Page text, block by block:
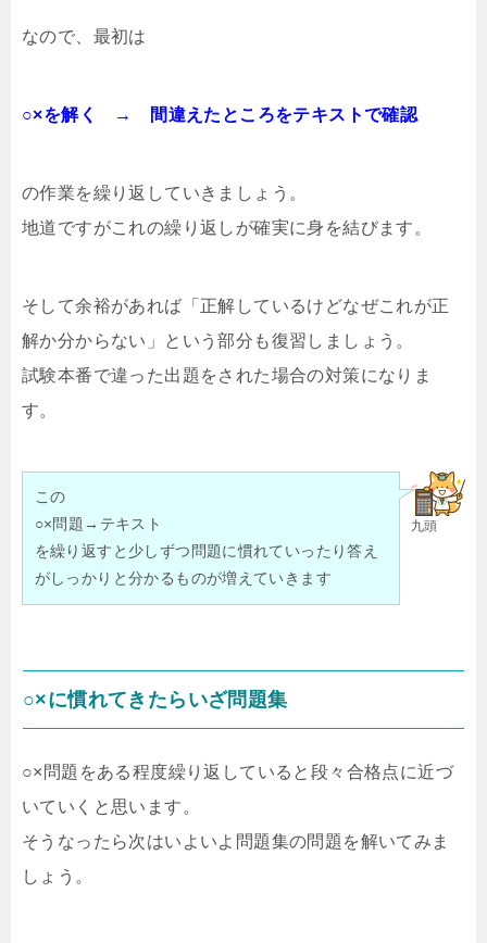
なので、最初は
○×を解く → 間違えたところをテキストで確認
の作業を繰り返していきましょう。
地道ですがこれの繰り返しが確実に身を結びます。
そして余裕があれば「正解しているけどなぜこれが正
解か分からない」という部分も復習しましょう。
試験本番で違った出題をされた場合の対策になりま
す。
九頭
この
○×問題→テキスト
を繰り返すと少しずつ問題に慣れていったり答え
がしっかりと分かるものが増えていきます
○×に慣れてきたらいざ問題集
○×問題をある程度繰り返していると段々合格点に近づ
いていくと思います。
そうなったら次はいよいよ問題集の問題を解いてみま
しょう。